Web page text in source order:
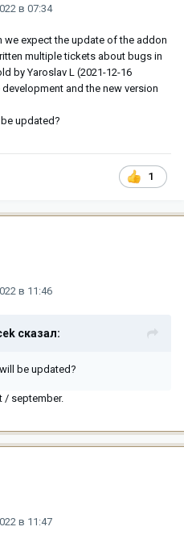
в 07:34
we expect the update of the addon
multiple tickets about bugs in
by Yaroslav L (2021-12-16
and the new version
updated?
1
в 11:46
сказал:
be updated?
/ september.
в 11:47